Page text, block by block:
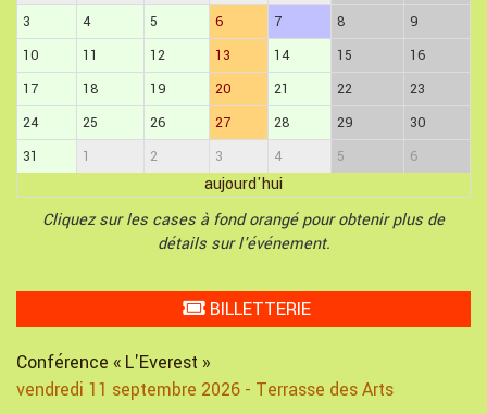
3
4 5 6 7 8
9
10
11 12 13 14 15
16
17
18 19 20 21 22
23
24
25 26 27 28 29
30
31
1 2 3 4 5 6
aujourd'hui
Cliquez sur les cases à fond orangé pour obtenir plus de
détails sur l'événement.
BILLETTERIE
Conférence « L'Everest »
vendredi 11 septembre 2026 - Terrasse des Arts